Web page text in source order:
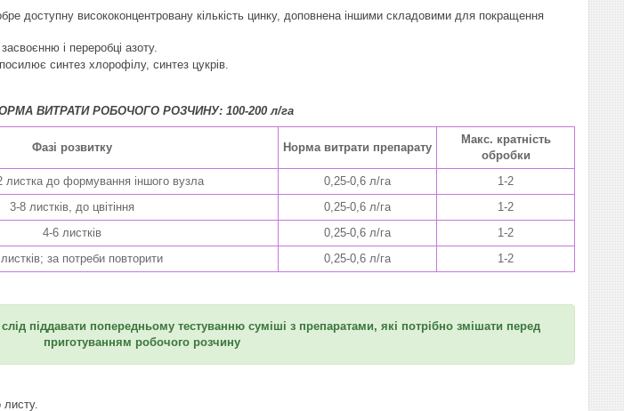
доступну висококонцентровану кількість цинку, доповнена іншими складовими для покращення
і переробці азоту.
синтез хлорофілу, синтез цукрів.
ВИТРАТИ РОБОЧОГО РОЗЧИНУ: 100-200 л/га
Фазі розвитку Норма витрати препарату
Макс. кратність
обробки
листка до формування іншого вузла 0,25-0,6 л/га
1-2
3-8 листків, до цвітіння 0,25-0,6 л/га
1-2
4-6 листків 0,25-0,6 л/га
1-2
за потреби повторити 0,25-0,6 л/га 1-2
слід піддавати попередньому тестуванню суміші з препаратами, які потрібно змішати перед
приготуванням робочого розчину